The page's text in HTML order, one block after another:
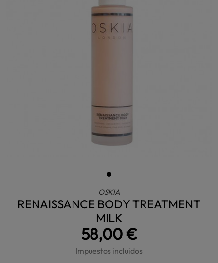
OSKIA
RENAISSANCE BODY TREATMENT
MILK
58,00 €
Impuestos incluidos